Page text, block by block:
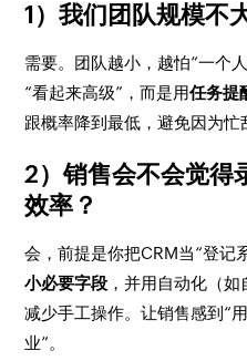
1）我们团队规模不
需要。团队越小，越怕“一个
“看起来高级”，而是用任务提
跟概率降到最低，避免因为忙
2）销售会不会觉得
效率？
会，前提是你把CRM当“登记
小必要字段 ，并用自动化（如
减少手工操作。让销售感到“
业”。